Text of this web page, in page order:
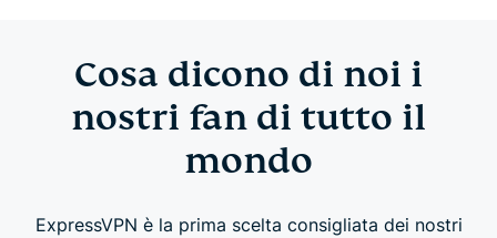
Cosa dicono di noi i
nostri fan di tutto il
mondo
ExpressVPN è la prima scelta consigliata dei nostri